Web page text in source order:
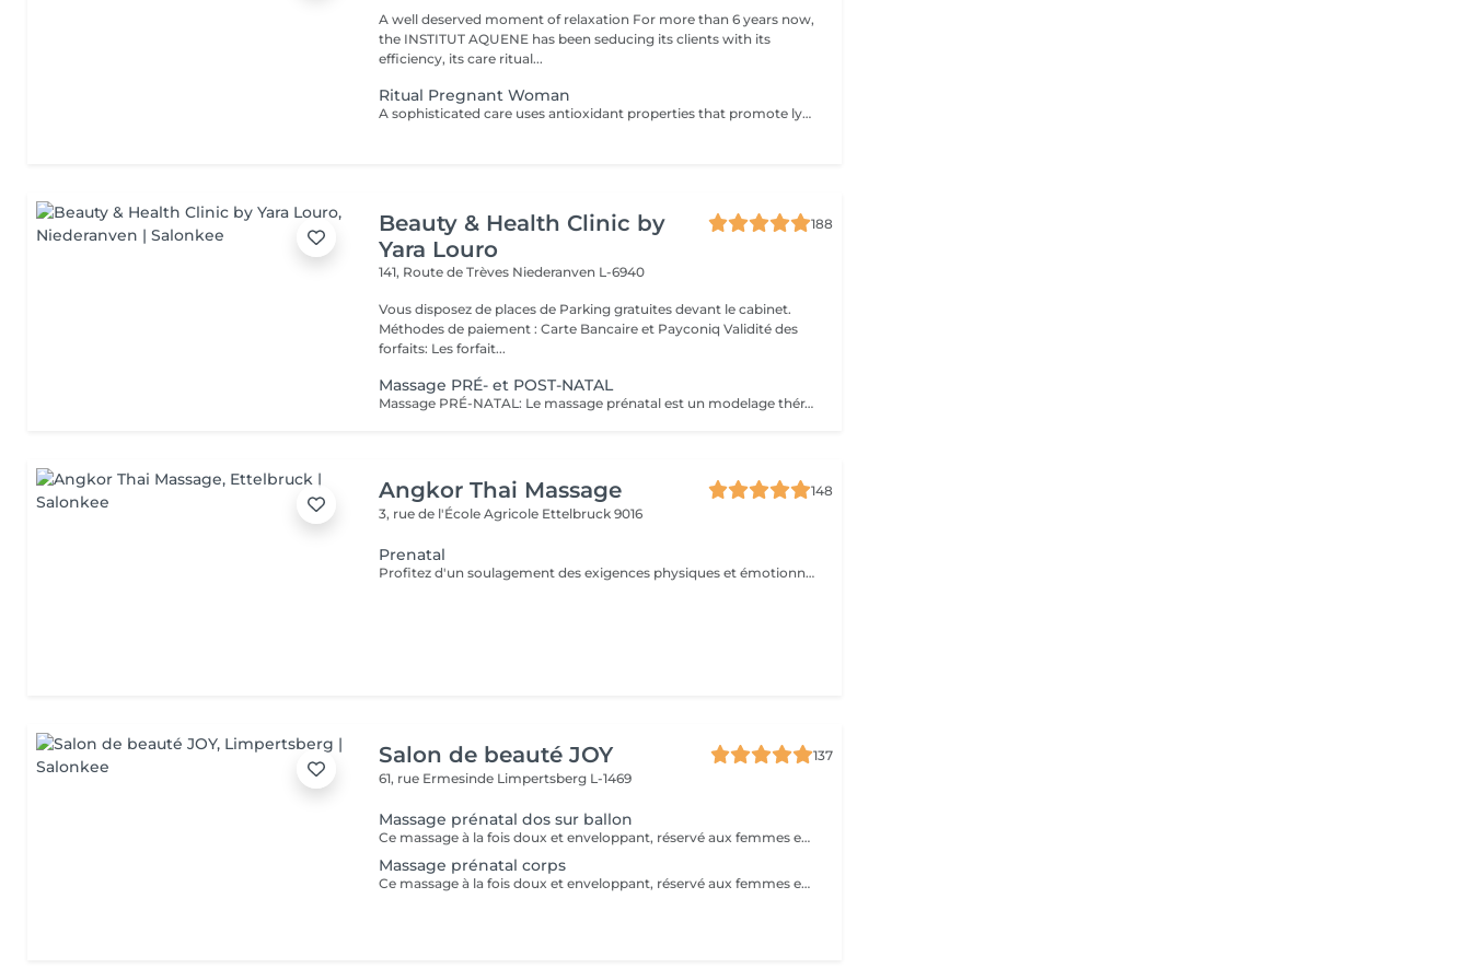
A well deserved moment of relaxation For more than 6 years now,
the INSTITUT AQUENE has been seducing its clients with its
efficiency, its care ritual...
Ritual Pregnant Woman
A sophisticated care uses antioxidant properties that promote lymphatic draining, reinforcing the circulation and providing a sensation of pleasure and wellbeing. A moment of total relaxation between mother and baby, leaving your skin incredibly soft and comfortable. scrub + body wrap anti stretchmark + specific massage
Beauty & Health Clinic by
Yara Louro
188
141, Route de Trèves Niederanven L-6940
Vous disposez de places de Parking gratuites devant le cabinet.
Méthodes de paiement : Carte Bancaire et Payconiq Validité des
forfaits: Les forfait...
Massage PRÉ- et POST-NATAL
Massage PRÉ-NATAL: Le massage prénatal est un modelage thérapeutique spécialement conçu pour accompagner les femmes enceintes à travers leur grossesse et les bouleversements que celle-ci occasionne sur leur corps et leur psyché : pendant neuf mois, le corps subit, en effet, des changements extrêmement éprouvants que le massage prénatal peut atténuer. Relaxant et réconfortant, le massage prénatal permet à la fois de soulager le mental, la fatigue, mais aussi le physique grâce à des techniques douces de modelage qui vont venir stimuler les muscles et les articulations, améliorer la posture ou encore favoriser la circulation sanguine et lymphatique, très impactées lors de la grossesse. Le massage prénatal se pratique à partir du 4ème mois de grossesse. Massage POST-NATAL: Le massage post-natal est une pratique qui existe depuis des millénaires ayant pour but de soutenir et réconforter les nouvelles mamans dans leur période post-accouchement. Il s'agit d'un type de massage spécialement conçu pour répondre aux besoins émotionnels et physiques des femmes après la naissance du nouveau-né. Le massage offre de nombreux bienfaits, tant sur le plan psychologique que physique, ce qui constitue une source solide au rétablissement et à la relaxation de la mère.
Angkor Thai Massage
148
3, rue de l'École Agricole Ettelbruck 9016
Prenatal
Profitez d'un soulagement des exigences physiques et émotionnelles de la grossesse. Ce massage de grossesse doux soulagera l'inconfort, réduira l'enflure et aidera à réduire le stress. Sentez-vous glisser dans un état de relaxation calme pendant que notre thérapeute qualifiée utilise un toucher plus léger, en se concentrant sur les zones de votre corps les plus vulnérables au changement pendant la grossesse. Attention ! Ce massage est toutefois déconseillé les 3 premiers mois et le dernier mois de grossesse.
Salon de beauté JOY
137
61, rue Ermesinde Limpertsberg L-1469
Massage prénatal dos sur ballon
Ce massage à la fois doux et enveloppant, réservé aux femmes enceintes dès le 3ème mois de grossesse . Il permettra de vous détendre des tensions occasionnées par votre grossesse . Ne laissez pas la fatigue et les courbatures vous empêcher de profiter de ce beau moment .
Massage prénatal corps
Ce massage à la fois doux et enveloppant, réservé aux femmes enceintes dès le 3ème de grossesse . Il permettra de vous détendre des tensions occasionnées par votre grossesse . Ne laissez pas la fatigue et les courbatures vous empêcher de profiter de ce beau moment .